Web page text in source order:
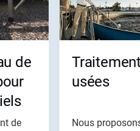
de
de
usées
Nous